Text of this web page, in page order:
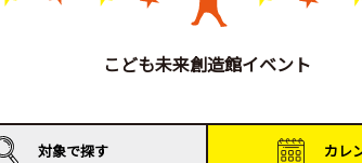
こども未来創造館イベント
対象で探す カレ